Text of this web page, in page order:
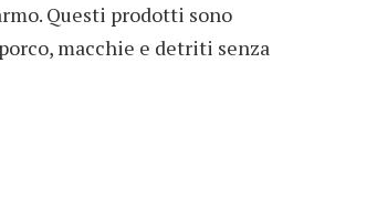
Questi prodotti sono
macchie e detriti senza